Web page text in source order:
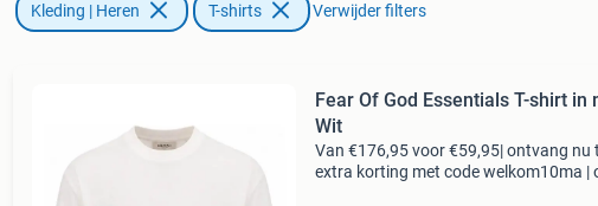
Kleding | Heren T-shirts Verwijder filters
Fear Of God Essentials T-shirt in
Wit
Van €176,95 voor €59,95| ontvang nu
extra korting met code welkom10ma |